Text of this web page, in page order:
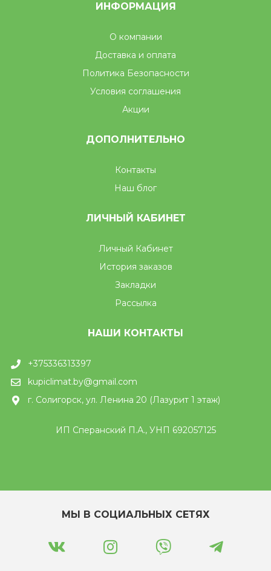
ИНФОРМАЦИЯ
О компании
Доставка и оплата
Политика Безопасности
Условия соглашения
Акции
ДОПОЛНИТЕЛЬНО
Контакты
Наш блог
ЛИЧНЫЙ КАБИНЕТ
Личный Кабинет
История заказов
Закладки
Рассылка
НАШИ КОНТАКТЫ
+375336313397
kupiclimat.by@gmail.com
г. Солигорск, ул. Ленина 20 (Лазурит 1 этаж)
ИП Сперанский П.А., УНП 692057125
МЫ В СОЦИАЛЬНЫХ СЕТЯХ